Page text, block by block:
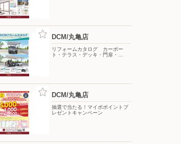
Shufoo!キャンペーン事務局（香川県エ
リア）
〒000-0000
DCM/丸亀店
リフォームカタログ カーポー
ト・テラス・デッキ・門扉・…
DCM/丸亀店
抽選で当たる！マイボポイントプ
レゼントキャンペーン